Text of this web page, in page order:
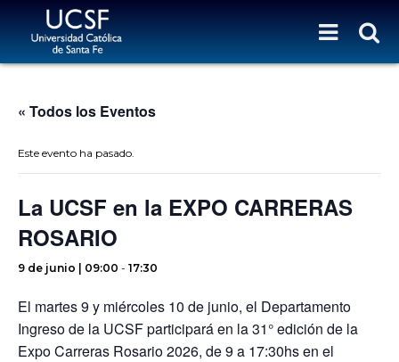
« Todos los Eventos
Este evento ha pasado.
La UCSF en la EXPO CARRERAS
ROSARIO
9 de junio | 09:00 - 17:30
El martes 9 y miércoles 10 de junio, el Departamento
Ingreso de la UCSF participará en la 31° edición de la
Expo Carreras Rosario 2026, de 9 a 17:30hs en el